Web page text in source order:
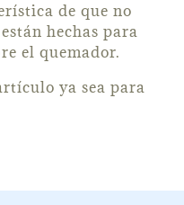
de que no
hechas para
el quemador.
ya sea para